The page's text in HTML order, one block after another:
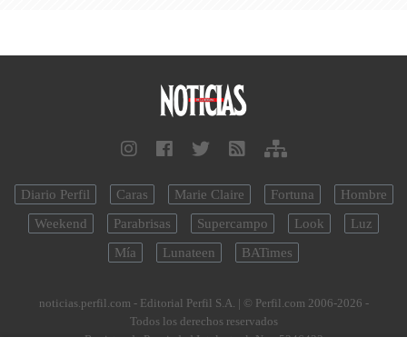
Diario Perfil Caras Marie Claire Fortuna
Hombre
Weekend
Parabrisas Supercampo Look
Luz
Mía
Lunateen BATimes
noticias.perfil.com - Editorial Perfil S.A. | © Perfil.com 2006-2026 -
Todos los derechos reservados
Registro de Propiedad Intelectual: Nro. 5346433